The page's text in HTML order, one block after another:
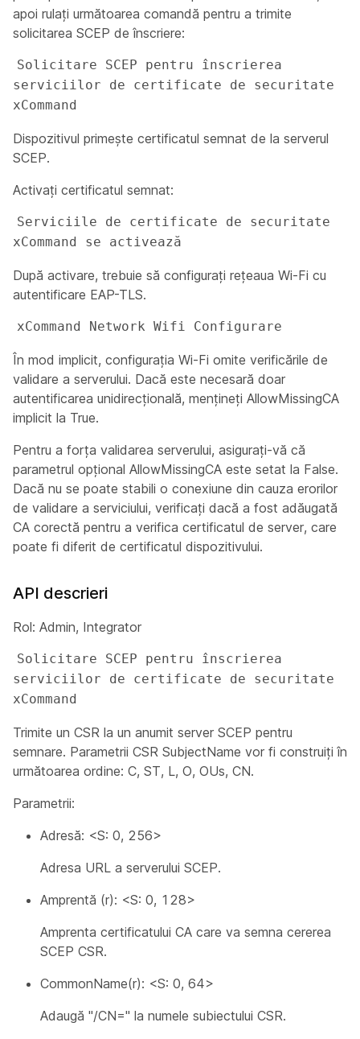
apoi rulați următoarea comandă pentru a trimite
solicitarea SCEP de înscriere:
Solicitare SCEP pentru înscrierea
serviciilor de certificate de securitate
xCommand
Dispozitivul primește certificatul semnat de la serverul
SCEP.
Activați certificatul semnat:
Serviciile de certificate de securitate
xCommand se activează
După activare, trebuie să configurați rețeaua Wi-Fi cu
autentificare EAP-TLS.
xCommand Network Wifi Configurare
În mod implicit, configurația Wi-Fi omite verificările de
validare a serverului. Dacă este necesară doar
autentificarea unidirecțională, mențineți AllowMissingCA
implicit la True.
Pentru a forța validarea serverului, asigurați-vă că
parametrul opțional AllowMissingCA este setat la False.
Dacă nu se poate stabili o conexiune din cauza erorilor
de validare a serviciului, verificați dacă a fost adăugată
CA corectă pentru a verifica certificatul de server, care
poate fi diferit de certificatul dispozitivului.
API descrieri
Rol: Admin, Integrator
Solicitare SCEP pentru înscrierea
serviciilor de certificate de securitate
xCommand
Trimite un CSR la un anumit server SCEP pentru
semnare. Parametrii CSR SubjectName vor fi construiți în
următoarea ordine: C, ST, L, O, OUs, CN.
Parametrii:
Adresă: <S: 0, 256>
Adresa URL a serverului SCEP.
Amprentă (r): <S: 0, 128>
Amprenta certificatului CA care va semna cererea
SCEP CSR.
CommonName(r): <S: 0, 64>
Adaugă "/CN=" la numele subiectului CSR.